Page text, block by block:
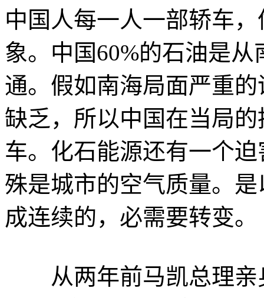
中国人每一人一部轿车
象。中国60%的石油是
通。假如南海局面严重
缺乏，所以中国在当局
车。化石能源还有一个
殊是城市的空气质量。
成连续的，必需要转变。
从两年前马凯总理亲